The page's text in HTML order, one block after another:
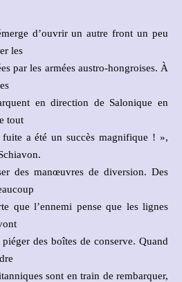
d’ouvrir un autre front un peu
les
par les armées austro-hongroises. À
en direction de Salonique en
tout
a été un succès magnifique ! »,
des manœuvres de diversion. Des
que l’ennemi pense que les lignes
des boîtes de conserve. Quand
sont en train de rembarquer,